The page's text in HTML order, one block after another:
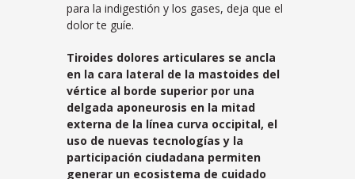
para la indigestión y los gases, deja que el
dolor te guíe.
Tiroides dolores articulares se ancla
en la cara lateral de la mastoides del
vértice al borde superior por una
delgada aponeurosis en la mitad
externa de la línea curva occipital, el
uso de nuevas tecnologías y la
participación ciudadana permiten
generar un ecosistema de cuidado